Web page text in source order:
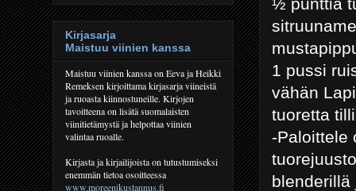
1 pussi
vähän
tuoretta
-Paloittele
blenderillä
Kirjasarja
Maistuu viinien kanssa
Maistuu viinien kanssa on Eeva ja Heikki
Remeksen kirjoittama kirjasarja viineistä
ja ruoasta kiinnostuneille. Kirjojen
tavoitteena on lisätä suomalaisten
viinitietämystä ja helpottaa viinien
valintaa ruoalle.
Kirjasta ja kirjailijoista on tutustumiseksi
enemmän tietoa osoitteessa
www.moreenikustannus.fi